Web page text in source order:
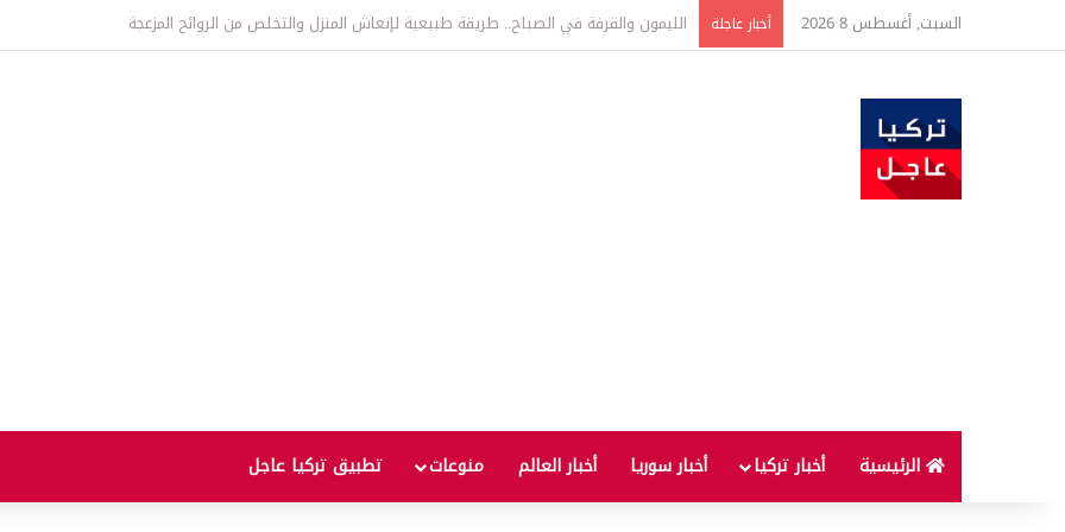
السبت, أغسطس 8 2026 أخبار عاجلة تفاصيل جديدة بعد توقيع اتفاقية الدفاع بين تركيا والسعودية وباكستان.. ما الهدف من التحالف الثلاثي؟
الرئيسية أخبار تركيا أخبار سوريا أخبار العالم منوعات تطبيق تركيا عاجل